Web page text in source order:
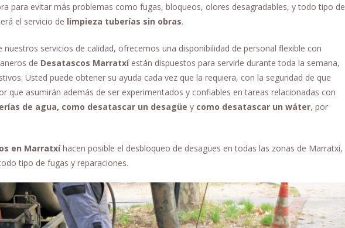
para evitar más problemas como fugas, bloqueos, olores desagradables, y todo tipo de
el servicio de limpieza tuberías sin obras.
servicios de calidad, ofrecemos una disponibilidad de personal flexible con
de Desatascos Marratxíestán dispuestos para servirle durante toda la semana,
Usted puede obtener su ayuda cada vez que la requiera, con la seguridad de que
que asumirán además de ser experimentados y confiables en tareas relacionadas con
de agua, como desatascar un desagüe y como desatascar un wáter, por
en Marratxíhacen posible el desbloqueo de desagües en todas las zonas de Marratxí,
tipo de fugas y reparaciones.